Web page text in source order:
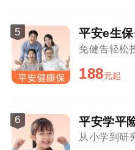
5 平安e生
免健告轻松
188元起
6 平安学平